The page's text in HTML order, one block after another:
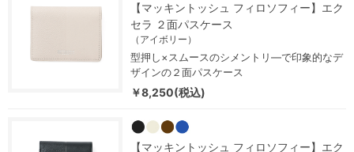
【マッキントッシュ フィロソフィー】エク
セラ ２面パスケース
（アイボリー）
型押し×スムースのシメントリ―で印象的なデ
ザインの２面パスケース
￥8,250(税込)
【マッキントッシュ フィロソフィー】エク